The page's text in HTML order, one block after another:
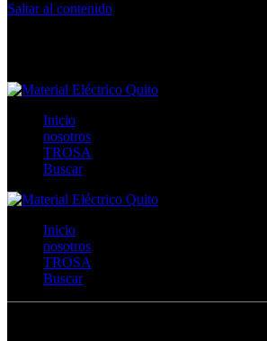
Saltar al contenido
Inicio
nosotros
TROSA
Buscar
Inicio
nosotros
TROSA
Buscar